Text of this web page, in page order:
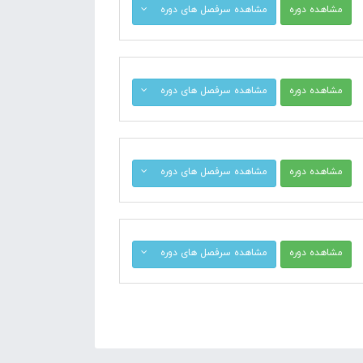
مشاهده سرفصل های دوره مشاهده دوره
مشاهده سرفصل های دوره مشاهده دوره
مشاهده سرفصل های دوره مشاهده دوره
مشاهده سرفصل های دوره مشاهده دوره